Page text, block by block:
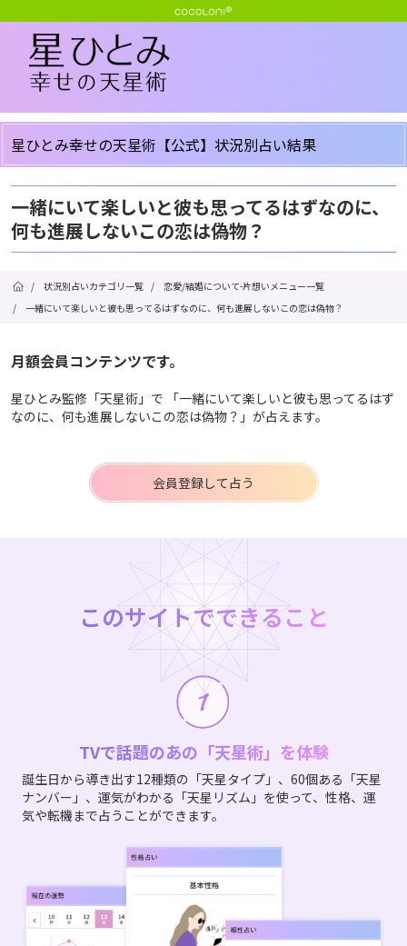
星ひとみ幸せの天星術【公式】状況別占い結果
一緒にいて楽しいと彼も思ってるはずなのに、
何も進展しないこの恋は偽物？
/ 状況別占いカテゴリ一覧 /
恋愛/結婚について-片想いメニュー一覧
/
一緒にいて楽しいと彼も思ってるはずなのに、何も進展しないこの恋は偽物？
月額会員コンテンツです。
星ひとみ監修「天星術」で 「一緒にいて楽しいと彼も思ってるはず
なのに、何も進展しないこの恋は偽物？」が占えます。
会員登録して占う
このサイトでできること
TVで話題のあの「天星術」を体験
誕生日から導き出す12種類の「天星タイプ」、60個ある「天星
ナンバー」、運気がわかる「天星リズム」を使って、性格、運
気や転機まで占うことができます。